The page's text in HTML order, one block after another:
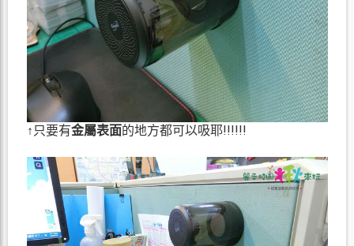
↑只要有金屬表面的地方都可以吸耶!!!!!!